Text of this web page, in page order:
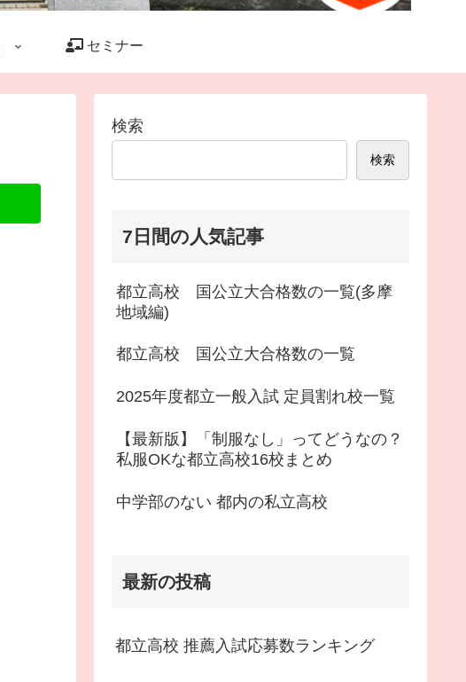
セミナー
検索
検索
7日間の人気記事
都立高校 国公立大合格数の一覧(多摩
地域編)
都立高校 国公立大合格数の一覧
2025年度都立一般入試 定員割れ校一覧
【最新版】「制服なし」ってどうなの？
私服OKな都立高校16校まとめ
中学部のない 都内の私立高校
最新の投稿
都立高校 推薦入試応募数ランキング